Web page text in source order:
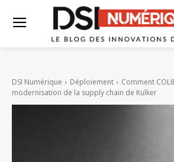
DSI Numérique Déploiement
Comment
modernisation de la supply chain de Kulker